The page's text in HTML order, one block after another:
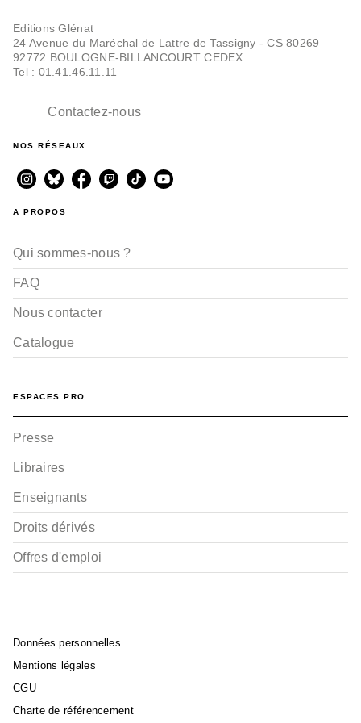
ROMANCE
Contes d'Adolescence -
Editions Glénat
24 Avenue du Maréchal de Lattre de Tassigny - CS 80269
92772 BOULOGNE-BILLANCOURT CEDEX
Tel : 01.41.46.11.11
Contactez-nous
NOS RÉSEAUX
A PROPOS
Qui sommes-nous ?
FAQ
Nous contacter
Catalogue
ESPACES PRO
Presse
Libraires
Enseignants
Droits dérivés
Offres d'emploi
Données personnelles
Mentions légales
CGU
Charte de référencement